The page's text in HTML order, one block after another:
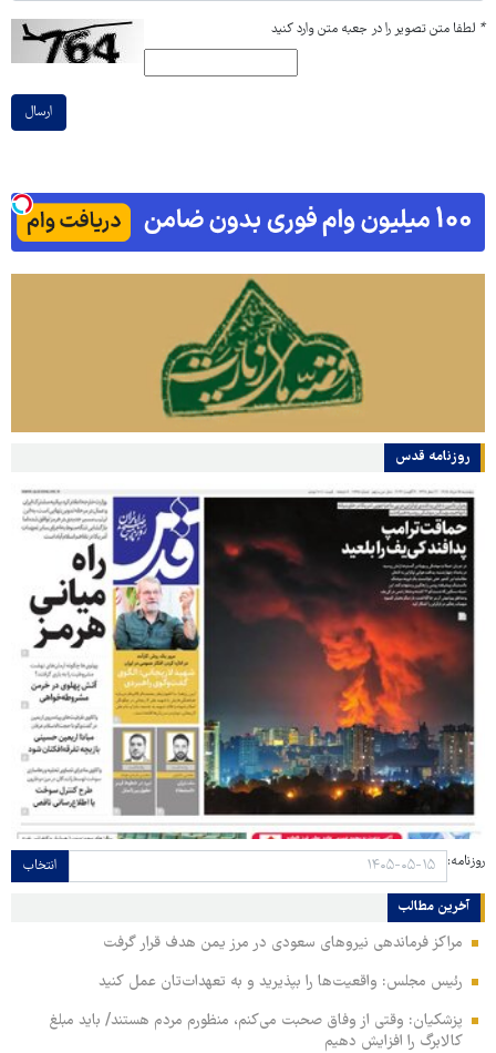
* لطفا متن تصویر را در جعبه متن وارد کنید
ارسال
روزنامه قدس
روزنامه: انتخاب
آخرین مطالب
مراکز فرماندهی نیروهای سعودی در مرز یمن هدف قرار گرفت
رئیس مجلس: واقعیت‌ها را بپذیرید و به تعهدات‌تان عمل کنید
پزشکیان: وقتی از وفاق صحبت می‌کنم، منظورم مردم هستند/ باید مبلغ
کالابرگ را افزایش دهیم